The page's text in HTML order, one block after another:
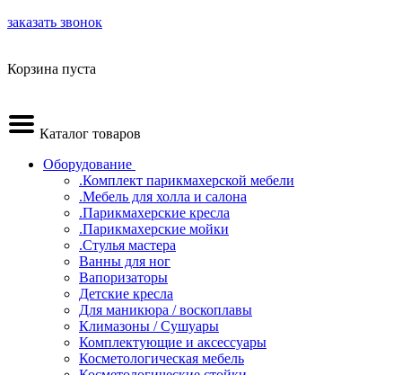
заказать звонок
Корзина пуста
Каталог товаров
Оборудование
.Комплект парикмахерской мебели
.Мебель для холла и салона
.Парикмахерские кресла
.Парикмахерские мойки
.Стулья мастера
Ванны для ног
Вапоризаторы
Детские кресла
Для маникюра / воскоплавы
Климазоны / Сушуары
Комплектующие и аксессуары
Косметологическая мебель